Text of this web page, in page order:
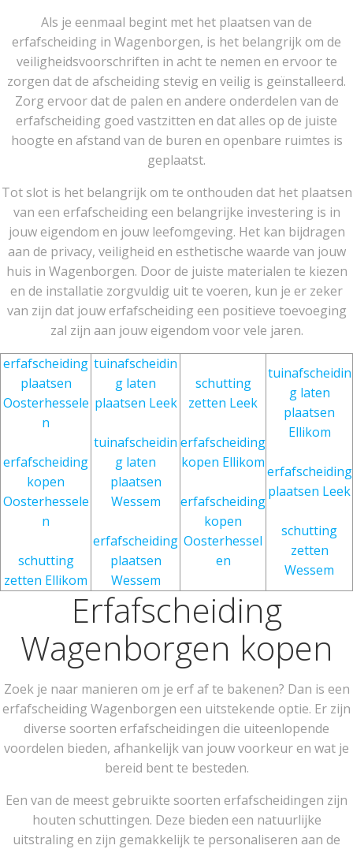
Als je eenmaal begint met het plaatsen van de
erfafscheiding in Wagenborgen, is het belangrijk om de
veiligheidsvoorschriften in acht te nemen en ervoor te
zorgen dat de afscheiding stevig en veilig is geïnstalleerd.
Zorg ervoor dat de palen en andere onderdelen van de
erfafscheiding goed vastzitten en dat alles op de juiste
hoogte en afstand van de buren en openbare ruimtes is
geplaatst.
Tot slot is het belangrijk om te onthouden dat het plaatsen
van een erfafscheiding een belangrijke investering is in
jouw eigendom en jouw leefomgeving. Het kan bijdragen
aan de privacy, veiligheid en esthetische waarde van jouw
huis in Wagenborgen. Door de juiste materialen te kiezen
en de installatie zorgvuldig uit te voeren, kun je er zeker
van zijn dat jouw erfafscheiding een positieve toevoeging
zal zijn aan jouw eigendom voor vele jaren.
erfafscheiding
plaatsen
Oosterhessele
n
erfafscheiding
kopen
Oosterhessele
n
schutting
zetten Ellikom
tuinafscheidin
g laten
plaatsen Leek
tuinafscheidin
g laten
plaatsen
Wessem
erfafscheiding
plaatsen
Wessem
schutting
zetten Leek
erfafscheiding
kopen Ellikom
erfafscheiding
kopen
Oosterhessel
en
tuinafscheidin
g laten
plaatsen
Ellikom
erfafscheiding
plaatsen Leek
schutting
zetten
Wessem
Erfafscheiding
Wagenborgen kopen
Zoek je naar manieren om je erf af te bakenen? Dan is een
erfafscheiding Wagenborgen een uitstekende optie. Er zijn
diverse soorten erfafscheidingen die uiteenlopende
voordelen bieden, afhankelijk van jouw voorkeur en wat je
bereid bent te besteden.
Een van de meest gebruikte soorten erfafscheidingen zijn
houten schuttingen. Deze bieden een natuurlijke
uitstraling en zijn gemakkelijk te personaliseren aan de